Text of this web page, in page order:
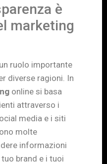
è
marketing
ruolo importante
diverse ragioni. In
online si basa
attraverso i
media e i siti
molte
informazioni
brand e i tuoi